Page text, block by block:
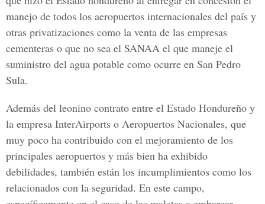
manejo de todos los aeropuertos internacionales del país y
otras privatizaciones como la venta de las empresas
cementeras o que no sea el SANAA el que maneje el
suministro del agua potable como ocurre en San Pedro
Sula.
Además del leonino contrato entre el Estado Hondureño y
la empresa InterAirports o Aeropuertos Nacionales, que
muy poco ha contribuido con el mejoramiento de los
principales aeropuertos y más bien ha exhibido
debilidades, también están los incumplimientos como los
relacionados con la seguridad. En este campo,